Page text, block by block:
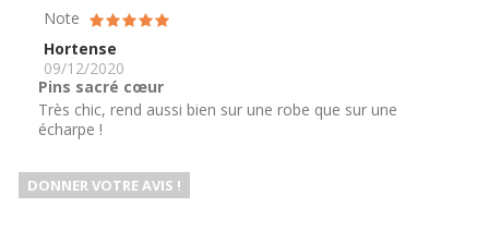
Note
Hortense
09/12/2020
Pins sacré cœur
Très chic, rend aussi bien sur une robe que sur une
écharpe !
DONNER VOTRE AVIS !